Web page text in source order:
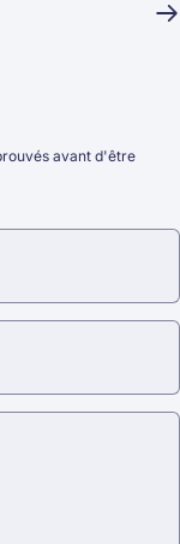
avant d'être